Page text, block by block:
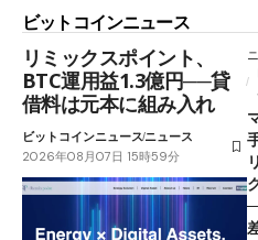
ビットコインニュース
リミックスポイント、
BTC運用益1.3億円──貸
借料は元本に組み入れ
ビットコインニュースニュース
2026年08月07日 15時59分